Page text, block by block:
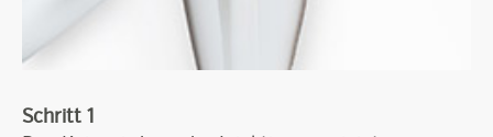
Schritt 1